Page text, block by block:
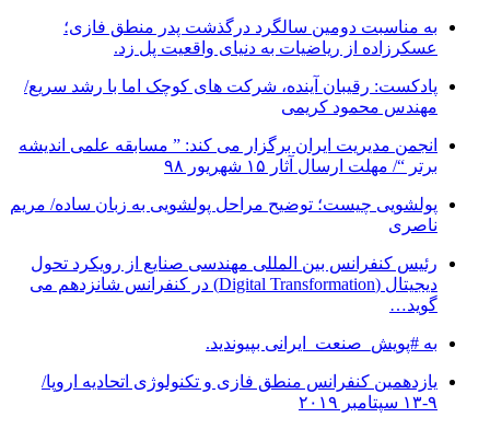
به مناسبت دومین سالگرد درگذشت پدر منطق فازی؛
عسکرزاده از ریاضیات به دنیای واقعیت پل زد.
پادکست: رقیبان آینده، شرکت های کوچک اما با رشد سریع/
مهندس محمود کریمی
انجمن مدیریت ایران برگزار می کند: ” مسابقه علمی اندیشه
برتر “/ مهلت ارسال آثار ۱۵ شهریور ۹۸
پولشویی چیست؛ توضیح مراحل پولشویی به زبان ساده/ مریم
ناصری
رئیس کنفرانس بین المللی مهندسی صنایع از رویکرد تحول
دیجیتال (Digital Transformation) در کنفرانس شانزدهم می
گوید…
به #پویش_صنعت_ایرانی بپیوندید.
یازدهمین کنفرانس منطق فازی و تکنولوژی اتحادیه اروپا/
۹-۱۳ سپتامبر ۲۰۱۹